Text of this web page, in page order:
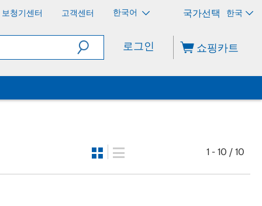
보청기센터 고객센터 한국어 한국
로그인 쇼핑카트
1 - 10 / 10